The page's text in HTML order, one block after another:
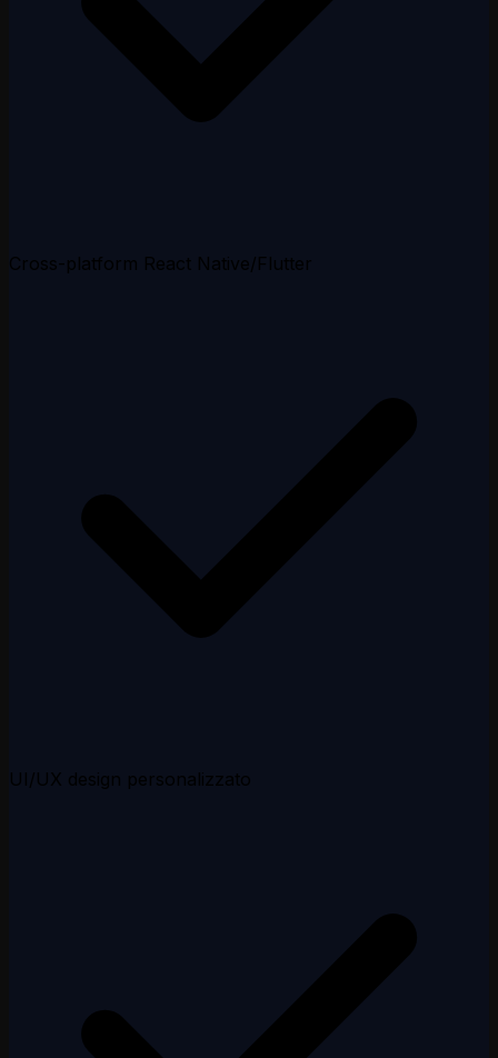
Cross-platform React Native/Flutter
UI/UX design personalizzato